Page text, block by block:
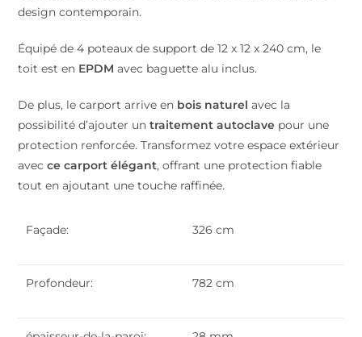
design contemporain.
Équipé de 4 poteaux de support de 12 x 12 x 240 cm, le
toit est en EPDM avec baguette alu inclus.
De plus, le carport arrive en bois naturel avec la
possibilité d’ajouter untraitement autoclave pour une
protection renforcée. Transformez votre espace extérieur
avec ce carport élégant, offrant une protection fiable
tout en ajoutant une touche raffinée.
Façade: 326 cm
Profondeur: 782 cm